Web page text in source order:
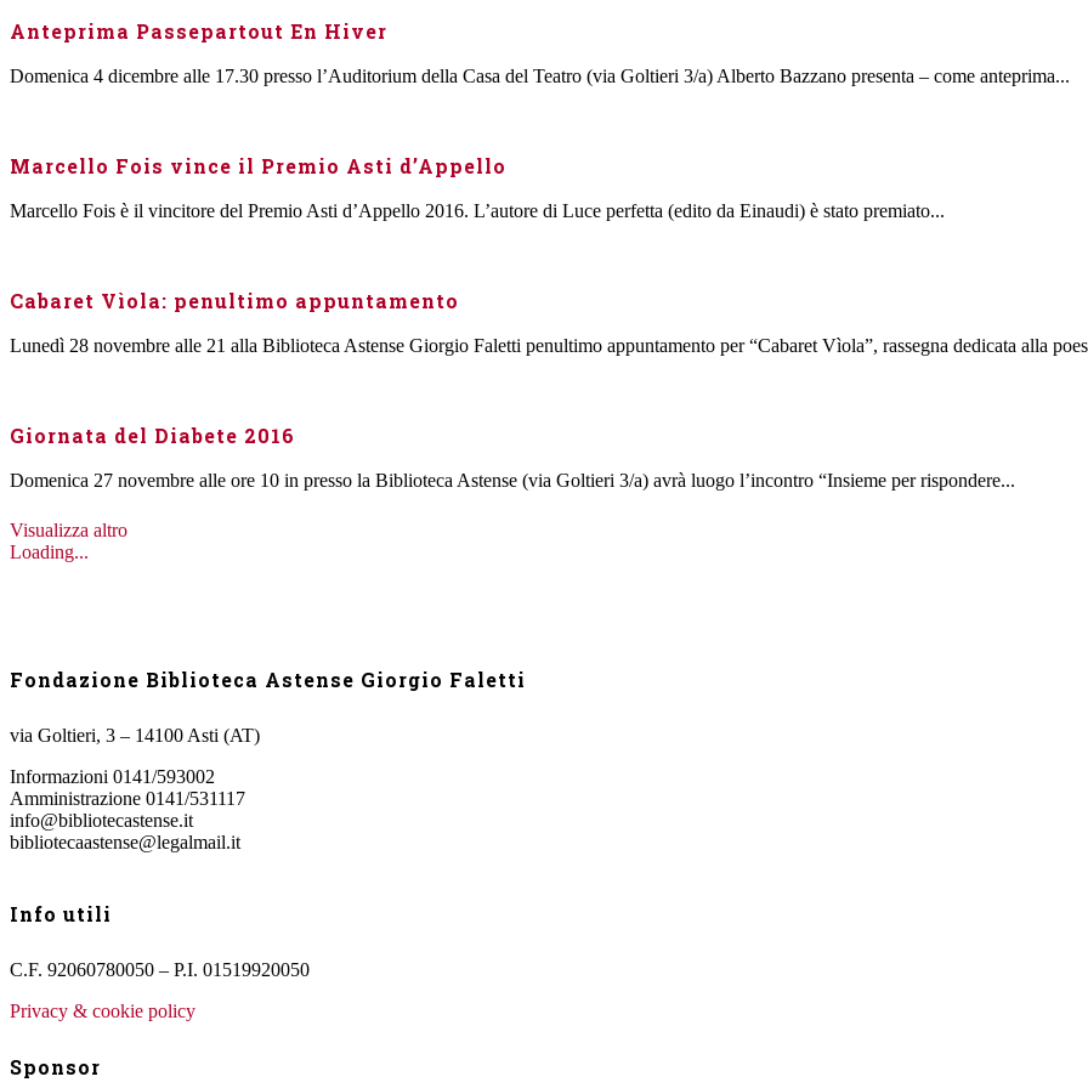
Anteprima Passepartout En Hiver
Domenica 4 dicembre alle 17.30 presso l’Auditorium della Casa del Teatro (via Goltieri 3/a) Alberto Bazzano presenta – come anteprima...
Marcello Fois vince il Premio Asti d’Appello
Marcello Fois è il vincitore del Premio Asti d’Appello 2016. L’autore di Luce perfetta (edito da Einaudi) è stato premiato...
Cabaret Vìola: penultimo appuntamento
Lunedì 28 novembre alle 21 alla Biblioteca Astense Giorgio Faletti penultimo appuntamento per “Cabaret Vìola”, rassegna dedicata alla
Giornata del Diabete 2016
Domenica 27 novembre alle ore 10 in presso la Biblioteca Astense (via Goltieri 3/a) avrà luogo l’incontro “Insieme per rispondere...
Visualizza altro
Loading...
Fondazione Biblioteca Astense Giorgio Faletti
via Goltieri, 3 – 14100 Asti (AT)
Informazioni 0141/593002
Amministrazione 0141/531117
info@bibliotecastense.it
bibliotecaastense@legalmail.it
Info utili
C.F. 92060780050 – P.I. 01519920050
Privacy & cookie policy
Sponsor